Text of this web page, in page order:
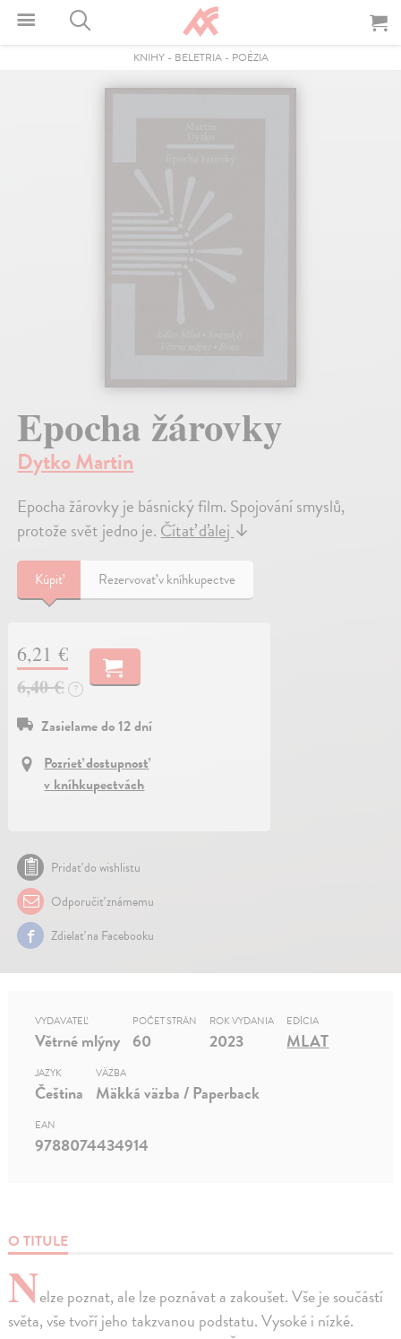
KNIHY- BELETRIA- POÉZIA
Epocha žárovky
Dytko Martin
Epocha žárovky je básnický film. Spojování smyslů,
protože svět jedno je.Čítať ďalej↓
Kúpiť Rezervovať v kníhkupectve
6,21 €
6,40 €
?
Zasielame do 12 dní
Pozrieť dostupnosť
v kníhkupectvách
Pridať do wishlistu
Odporučiť známemu
Zdielať na Facebooku
O TITULE
Nelze poznat, ale lze poznávat a zakoušet. Vše je součástí
světa, vše tvoří jeho takzvanou podstatu. Vysoké i nízké.
VYDAVATEĽ
Větrné mlýny
POČET STRÁN
60
ROK VYDANIA
2023
EDÍCIA
MLAT
JAZYK
Čeština
VÄZBA
Mäkká väzba / Paperback
EAN
9788074434914